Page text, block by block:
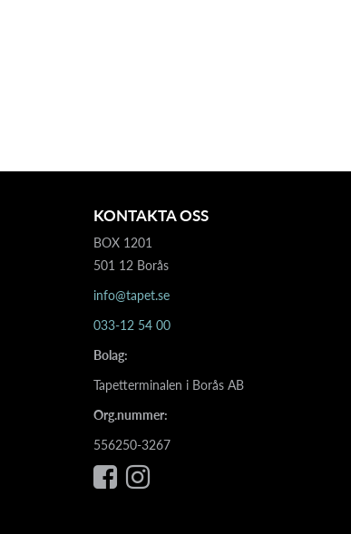
KONTAKTA OSS
BOX 1201
501 12 Borås
info@tapet.se
033-12 54 00
Bolag:
Tapetterminalen i Borås AB
Org.nummer:
556250-3267